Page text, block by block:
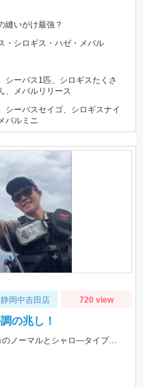
縫いがけ最強？
・シロギス・ハゼ・メバル
シーバス1匹、シロギスたくさ
、メバルリリース
シーバスセイゴ、シロギスナイ
バルミニ
岡中吉田店 720 view
の兆し！
イカのサイズがまちまちなので2.5～3.5号のノーマルとシャロ―タイプを４色程度持って行きましょう。 今回はエギ王Ｋ3号 ムラチェでヒットでした。 ジグに付け替えれば青物や根魚も狙える絶好の季節です